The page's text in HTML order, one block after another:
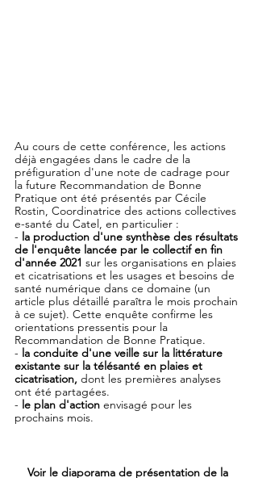
Au cours de cette conférence, les actions
déjà engagées dans le cadre de la
préfiguration d'une note de cadrage pour
la future Recommandation de Bonne
Pratique ont été présentés par Cécile
Rostin, Coordinatrice des actions collectives
e-santé du Catel, en particulier :
- la production d'une synthèse des résultats
de l'enquête lancée par le collectif en fin
d'année 2021 sur les organisations en plaies
et cicatrisations et les usages et besoins de
santé numérique dans ce domaine (un
article plus détaillé paraîtra le mois prochain
à ce sujet). Cette enquête confirme les
orientations pressentis pour la
Recommandation de Bonne Pratique.
- la conduite d'une veille sur la littérature
existante sur la télésanté en plaies et
cicatrisation, dont les premières analyses
ont été partagées.
- le plan d'action envisagé pour les
prochains mois.
Voir le diaporama de présentation de la